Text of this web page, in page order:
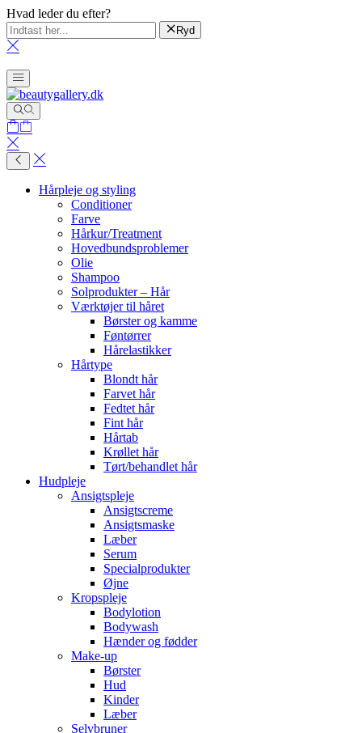
Hvad leder du efter?
Ryd
Hårpleje og styling
Conditioner
Farve
Hårkur/Treatment
Hovedbundsproblemer
Olie
Shampoo
Solprodukter – Hår
Værktøjer til håret
Børster og kamme
Føntørrer
Hårelastikker
Hårtype
Blondt hår
Farvet hår
Fedtet hår
Fint hår
Hårtab
Krøllet hår
Tørt/behandlet hår
Hudpleje
Ansigtspleje
Ansigtscreme
Ansigtsmaske
Læber
Serum
Specialprodukter
Øjne
Kropspleje
Bodylotion
Bodywash
Hænder og fødder
Make-up
Børster
Hud
Kinder
Læber
Selvbruner